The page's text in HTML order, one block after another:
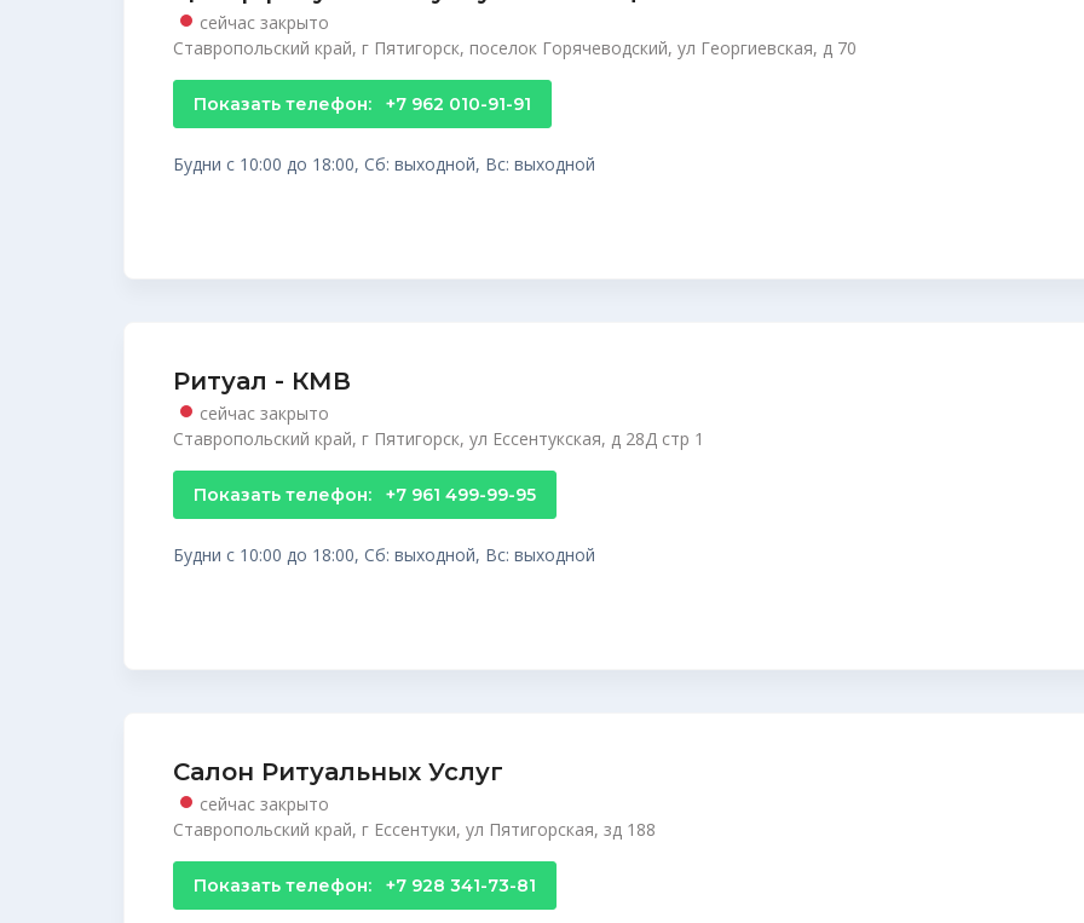
сейчас закрыто
Ставропольский край, г Пятигорск, поселок Горячеводский, ул Георгиевская, д 70
Показать телефон: +7 962 010-91-91
Будни с 10:00 до 18:00, Сб: выходной, Вс: выходной
Ритуал - КМВ
сейчас закрыто
Ставропольский край, г Пятигорск, ул Ессентукская, д 28Д стр 1
Показать телефон: +7 961 499-99-95
Будни с 10:00 до 18:00, Сб: выходной, Вс: выходной
Салон Ритуальных Услуг
сейчас закрыто
Ставропольский край, г Ессентуки, ул Пятигорская, зд 188
Показать телефон: +7 928 341-73-81